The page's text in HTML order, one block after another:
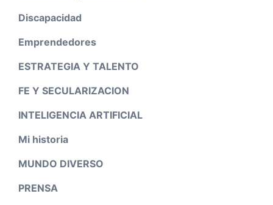
Discapacidad
Emprendedores
ESTRATEGIA Y TALENTO
FE Y SECULARIZACION
INTELIGENCIA ARTIFICIAL
Mi historia
MUNDO DIVERSO
PRENSA